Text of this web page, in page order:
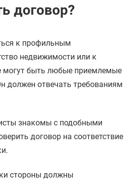
договор?
к профильным
недвижимости или к
могут быть любые приемлемые
должен отвечать требованиям
знакомы с подобными
договор на соответствие
стороны должны